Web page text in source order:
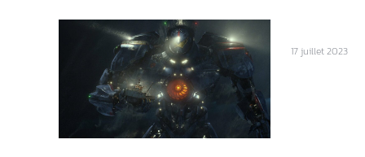
17 juillet 2023